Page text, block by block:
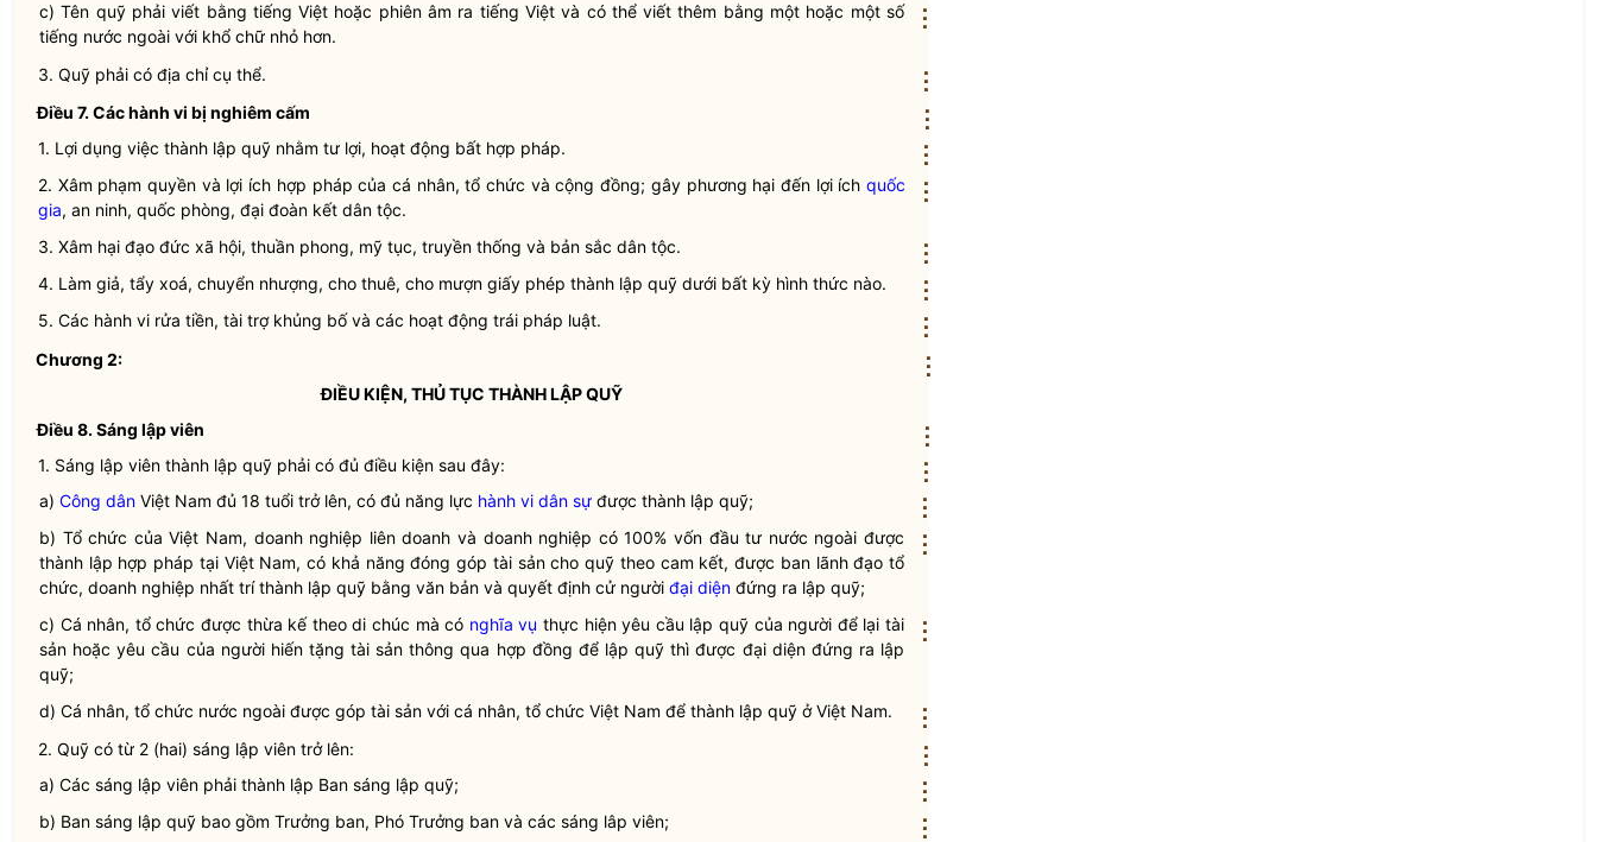
c) Tên quỹ phải viết bằng tiếng Việt hoặc phiên âm ra tiếng Việt và có thể viết thêm bằng một hoặc một số
tiếng nước ngoài với khổ chữ nhỏ hơn.
3. Quỹ phải có địa chỉcụ thể.
Điều 7. Các hành vi bị nghiêm cấm
1. Lợi dụng việc thành lập quỹ nhằm tư lợi, hoạt động bất hợp pháp.
2. Xâm phạm quyền và lợi ích hợp pháp của cá nhân, tổ chức và cộng đồng; gây phương hại đến lợi íchquốc
gia, an ninh, quốc phòng, đại đoàn kết dân tộc.
3. Xâm hại đạo đức xã hội, thuần phong, mỹ tục, truyền thống và bản sắc dân tộc.
4. Làm giả, tẩy xoá, chuyển nhượng, cho thuê, cho mượn giấy phép thành lập quỹ dưới bất kỳ hình thức nào.
5. Các hành vi rửa tiền, tài trợ khủng bố và các hoạt động trái pháp luật.
Chương 2:
ĐIỀU KIỆN, THỦ TỤC THÀNH LẬPQUỸ
Điều 8. Sáng lập viên
1. Sáng lập viên thành lập quỹ phải có đủ điều kiện sau đây:
a) Công dân Việt Nam đủ 18 tuổi trở lên, có đủ năng lực hành vi dân sự được thành lập quỹ;
b) Tổ chức của Việt Nam, doanh nghiệp liên doanh và doanh nghiệp có 100% vốn đầu tư nước ngoài được
thành lập hợp pháp tại Việt Nam, có khả năng đóng góp tài sản choquỹ theo cam kết, được ban lãnh đạo tổ
chức, doanh nghiệp nhất trí thành lập quỹ bằng văn bản và quyết định cử người đại diện đứng ra lập quỹ;
c) Cá nhân, tổ chức được thừa kế theo di chúc mà có nghĩa vụ thực hiện yêu cầu lậpquỹ của người để lại tài
sản hoặc yêu cầu của người hiến tặng tài sản thông qua hợp đồng để lậpquỹ thì được đại diệnđứng ra lập
quỹ;
d) Cá nhân, tổ chức nước ngoài được góp tài sản với cá nhân, tổ chức Việt Nam để thành lập quỹ ở Việt Nam.
2. Quỹ có từ 2 (hai) sáng lập viên trở lên:
a) Các sáng lập viên phải thành lập Ban sáng lập quỹ;
b) Ban sáng lập quỹ bao gồm Trưởng ban, Phó Trưởng ban và các sáng lâp viên;
⋮
⋮
⋮
⋮
⋮
⋮
⋮
⋮
⋮
⋮
⋮
⋮
⋮
⋮
⋮
⋮
⋮
⋮